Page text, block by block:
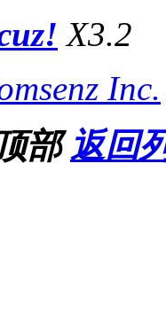
X3.2
Inc.
部 返回